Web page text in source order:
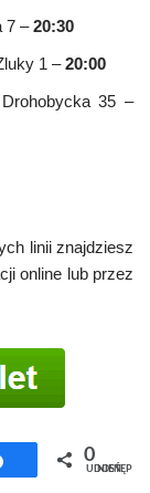
7 –20:30
1 –20:00
35 –
linii znajdziesz
online lub przez
Udostępnij
0
UDOSTĘPNIEŃ